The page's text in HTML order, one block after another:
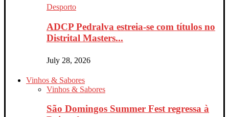
Desporto
ADCP Pedralva estreia-se com títulos no
Distrital Masters...
July 28, 2026
Vinhos & Sabores
Vinhos & Sabores
São Domingos Summer Fest regressa à